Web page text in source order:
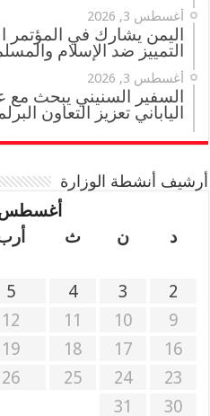
أغسطس 3, 2026
اليمن يشارك في المؤتمر
التمييز ضد الإسلام
أغسطس 3, 2026
السفير السنيني يبحث
الياباني تعزيز التعاون
أرشيف أنشطة الوزارة
أغسطس
د
ن ث
2
3
4
5
9
10
11
12
16
17
18
19
23
24
25
26
30
31